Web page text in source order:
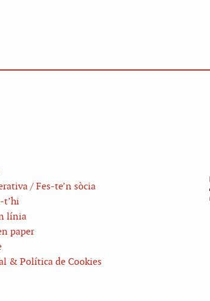
/ Fes-te’n sòcia
t’hi
línia
paper
& Política de Cookies